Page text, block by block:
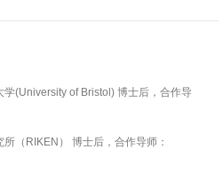
(University of Bristol) 博士后，合作导
（RIKEN） 博士后，合作导师：